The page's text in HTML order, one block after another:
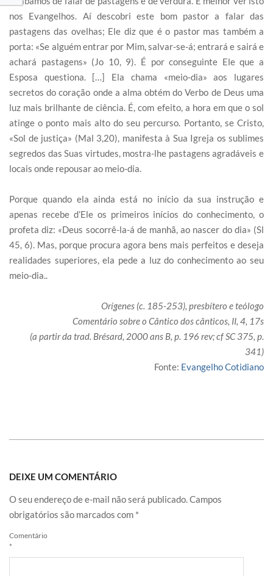
nos Evangelhos. Aí descobri este bom pastor a falar das
pastagens das ovelhas; Ele diz que é o pastor mas também a
porta: «Se alguém entrar por Mim, salvar-se-á; entrará e sairá e
achará pastagens» (Jo 10, 9). É por conseguinte Ele que a
Esposa questiona. […] Ela chama «meio-dia» aos lugares
secretos do coração onde a alma obtém do Verbo de Deus uma
luz mais brilhante de ciência. É, com efeito, a hora em que o sol
atinge o ponto mais alto do seu percurso. Portanto, se Cristo,
«Sol de justiça» (Mal 3,20), manifesta à Sua Igreja os sublimes
segredos das Suas virtudes, mostra-lhe pastagens agradáveis e
locais onde repousar ao meio-dia.
Porque quando ela ainda está no início da sua instrução e
apenas recebe d’Ele os primeiros inícios do conhecimento, o
profeta diz: «Deus socorrê-la-á de manhã, ao nascer do dia» (Sl
45, 6). Mas, porque procura agora bens mais perfeitos e deseja
realidades superiores, ela pede a luz do conhecimento ao seu
meio-dia..
Orígenes (c. 185-253), presbítero e teólogo
Comentário sobre o Cântico dos cânticos, II, 4, 17s
(a partir da trad. Brésard, 2000 ans B, p. 196 rev; cf SC 375, p.
341)
Fonte: Evangelho Cotidiano
DEIXE UM COMENTÁRIO
O seu endereço de e-mail não será publicado.Campos
obrigatórios são marcados com *
Comentário
*